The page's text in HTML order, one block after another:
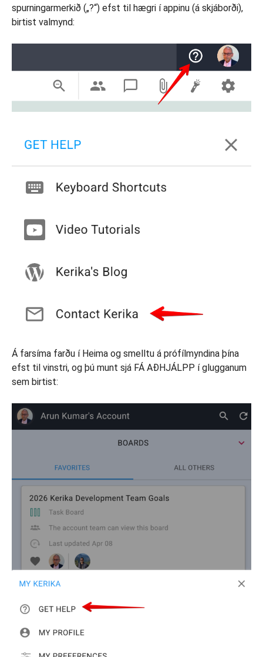
spurningarmerkið („?“) efst til hægri í appinu (á skjáborði),
birtist valmynd:
Á farsíma farðu í Heima og smelltu á prófílmyndina þína
efst til vinstri, og þú munt sjá FÁ AÐHJÁLPP í glugganum
sem birtist: